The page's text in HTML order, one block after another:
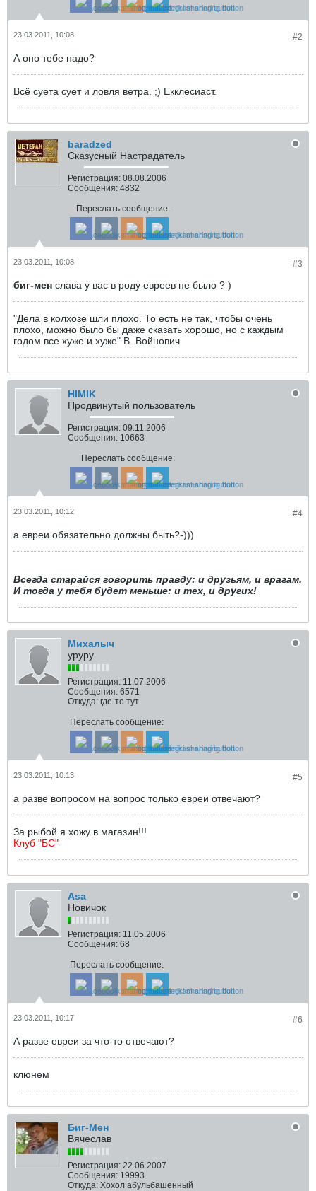
#2
23.03.2011, 10:08
А оно тебе надо?
Всё суета сует и ловля ветра. ;) Екклесиаст.
baradzed
Сказусный Настрадатель
Регистрация: 08.08.2006
Сообщения: 4832
Переслать сообщение:
#3
23.03.2011, 10:08
биг-мен слава у вас в роду евреев не было ? )
"Дела в колхозе шли плохо. То есть не так, чтобы очень
плохо, можно было бы даже сказать хорошо, но с каждым
годом все хуже и хуже" В. Войнович
HIMIK
Продвинутый пользователь
Регистрация: 09.11.2006
Сообщения: 10663
Переслать сообщение:
#4
23.03.2011, 10:12
а евреи обязательно должны быть?-)))
Всегда старайся говорить правду: и друзьям, и врагам.
И тогда у тебя будет меньше: и тех, и других!
Михалыч
уруру
Регистрация: 11.07.2006
Сообщения: 6571
Откуда: где-то тут
Переслать сообщение:
#5
23.03.2011, 10:13
а разве вопросом на вопрос только евреи отвечают?
За рыбой я хожу в магазин!!!
Клуб "БС"
Asa
Новичок
Регистрация: 11.05.2006
Сообщения: 68
Переслать сообщение:
#6
23.03.2011, 10:17
А разве евреи за что-то отвечают?
клюнем
Биг-Мен
Вячеслав
Регистрация: 22.06.2007
Сообщения: 19993
Откуда: Хохол абульбашенный